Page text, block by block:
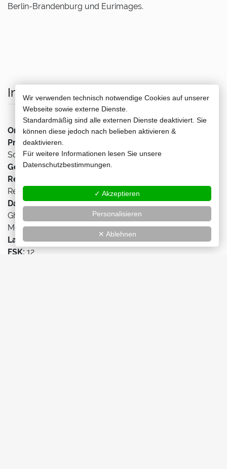
Berlin-Brandenburg und Eurimages.
Infos
Originaltitel:Samia
Produktionsland/-jahr:
Schweden 2024
Genre:Drama, Biopic, Literaturverfilmung
Regie:
Regie)
Darsteller:Ilham Mohamed Osman, Waris Dirie, Fatah
Ghedi, Fathia Mohamed Absie, Riyan Roble, Zakaria
Mohammed
Lauflänge:102 min
FSK:12
Wir verwenden technisch notwendige Cookies auf unserer
Webseite sowie externe Dienste.
Standardmäßig sind alle externen Dienste deaktiviert. Sie
können diese jedoch nach belieben aktivieren &
deaktivieren.
Für weitere Informationen lesen Sie unsere
Datenschutzbestimmungen.
✓ Akzeptieren
Personalisieren
✕ Ablehnen